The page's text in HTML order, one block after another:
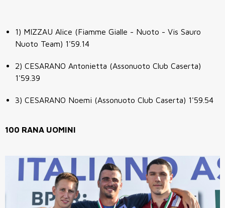
1) MIZZAU Alice (Fiamme Gialle - Nuoto - Vis Sauro
Nuoto Team) 1'59.14
2) CESARANO Antonietta (Assonuoto Club Caserta)
1'59.39
3) CESARANO Noemi (Assonuoto Club Caserta) 1'59.54
100 RANA UOMINI